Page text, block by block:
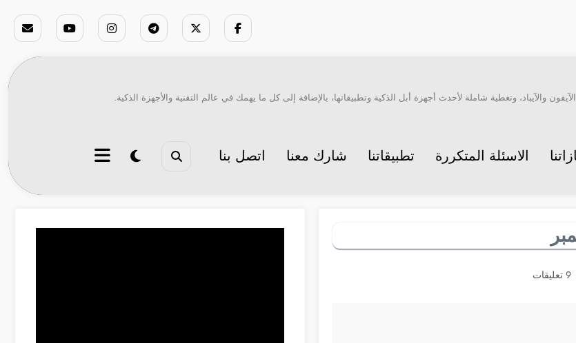
والآيباد، وتغطية شاملة لأحدث أجهزة أبل الذكية وتطبيقاتها، بالإضافة إلى كل ما يهمك في عالم التقنية والأجهزة الذكية.
الاسئلة المتكررة تطبيقاتنا شارك معنا اتصل بنا
9 تعليقات